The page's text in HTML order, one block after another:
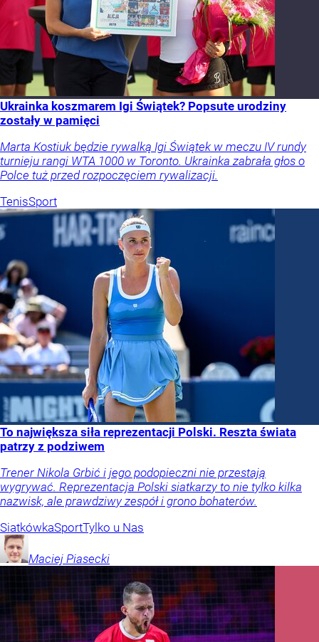
Ukrainka koszmarem Igi Świątek? Popsute urodziny
zostały w pamięci
Marta Kostiuk będzie rywalką Igi Świątek w meczu IV rundy
turnieju rangi WTA 1000 w Toronto. Ukrainka zabrała głos o
Polce tuż przed rozpoczęciem rywalizacji.
TenisSport
To największa siła reprezentacji Polski. Reszta świata
patrzy z podziwem
Trener Nikola Grbić i jego podopieczni nie przestają
wygrywać. Reprezentacja Polski siatkarzy to nie tylko kilka
nazwisk, ale prawdziwy zespół i grono bohaterów.
SiatkówkaSportTylko u Nas
Maciej Piasecki